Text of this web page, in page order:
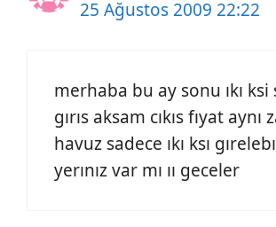
25 Ağustos 2009 22:22
merhaba bu ay sonu ıkı ksi
gırıs aksam cıkıs fıyat aynı
havuz sadece ıkı ksı
yerınız var mı ıı geceler